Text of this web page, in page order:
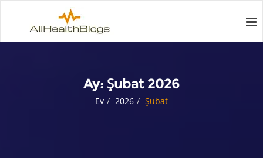
Ay: Şubat 2026
Ev 2026 Şubat